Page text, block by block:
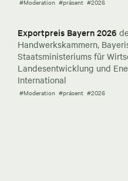
#Moderation #präsent #2026
Exportpreis Bayern 2026
Handwerkskammern,
Staatsministeriums für
Landesentwicklung und
International
#Moderation #präsent #2026